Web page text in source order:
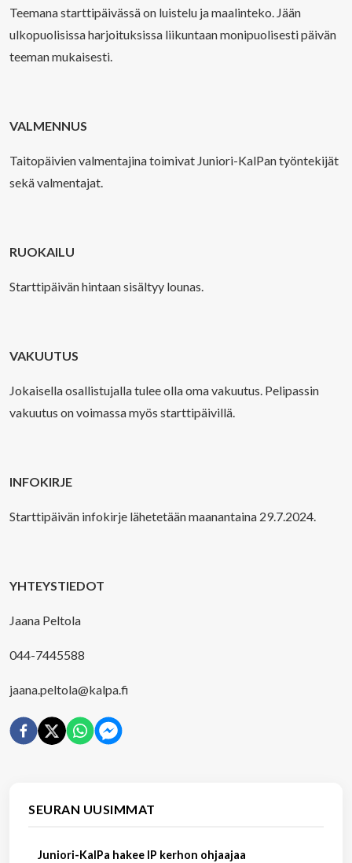
Teemana starttipäivässä on luistelu ja maalinteko. Jään
ulkopuolisissa harjoituksissa liikuntaan monipuolisesti päivän
teeman mukaisesti.
VALMENNUS
Taitopäivien valmentajina toimivat Juniori-KalPan työntekijät
sekä valmentajat.
RUOKAILU
Starttipäivän hintaan sisältyy lounas.
VAKUUTUS
Jokaisella osallistujalla tulee olla oma vakuutus. Pelipassin
vakuutus on voimassa myös starttipäivillä.
INFOKIRJE
Starttipäivän infokirje lähetetään maanantaina 29.7.2024.
YHTEYSTIEDOT
Jaana Peltola
044-7445588
jaana.peltola@kalpa.fi
SEURAN UUSIMMAT
Juniori-KalPa hakee IP kerhon ohjaajaa